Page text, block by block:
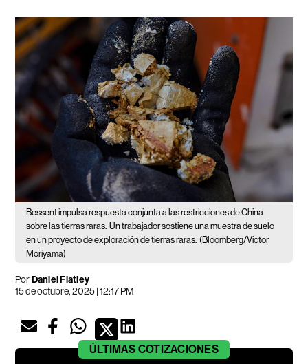
Bessent impulsa respuesta conjunta a las restricciones de China
sobre las tierras raras. Un trabajador sostiene una muestra de suelo
en un proyecto de exploración de tierras raras. (Bloomberg/Victor
Moriyama)
PorDaniel Flatley
15 de octubre, 2025 | 12:17 PM
ÚLTIMAS COTIZACIONES